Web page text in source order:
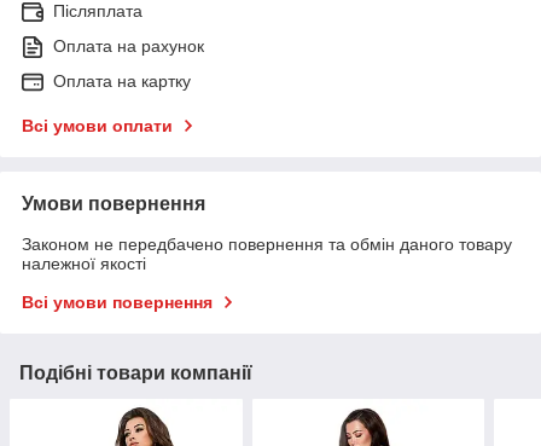
Післяплата
Оплата на рахунок
Оплата на картку
Всі умови оплати
Умови повернення
Законом не передбачено повернення та обмін даного товару
належної якості
Всі умови повернення
Подібні товари компанії